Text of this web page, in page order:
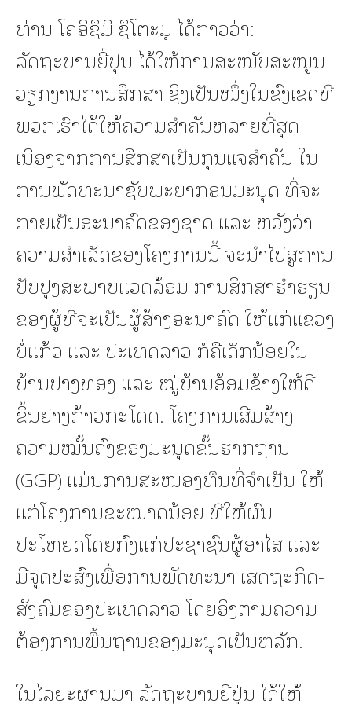
ທ່ານ ໂຄອິຊຶມິ ຊຶໂຕະມຸ ໄດ້ກ່າວວ່າ:
ລັດຖະບານຍີ່ປຸ່ນ ໄດ້ໃຫ້ການສະໜັບສະໜູນ
ວຽກງານການສຶກສາ ຊຶ່ງເປັນໜຶ່ງໃນຂົງເຂດທີ່
ພວກເຮົາໄດ້ໃຫ້ຄວາມສຳຄັນຫລາຍທີ່ສຸດ
ເນື່ອງຈາກການສຶກສາເປັນກຸນແຈສຳຄັນ ໃນ
ການພັດທະນາຊັບພະຍາກອນມະນຸດ ທີ່ຈະ
ກາຍເປັນອະນາຄົດຂອງຊາດ ແລະ ຫວັງວ່າ
ຄວາມສຳເລັດຂອງໂຄງການນີ້ ຈະນຳໄປສູ່ການ
ປັບປຸງສະພາບແວດລ້ອມ ການສຶກສາຮ່ຳຮຽນ
ຂອງຜູ້ທີ່ຈະເປັນຜູ້ສ້າງອະນາຄົດ ໃຫ້ແກ່ແຂວງ
ບໍ່ແກ້ວ ແລະ ປະເທດລາວ ກໍຄືເດັກນ້ອຍໃນ
ບ້ານປາງທອງ ແລະ ໝູ່ບ້ານອ້ອມຂ້າງໃຫ້ດີ
ຂຶ້ນຢ່າງກ້າວກະໂດດ. ໂຄງການເສີມສ້າງ
ຄວາມໝັ້ນຄົງຂອງມະນຸດຂັ້ນຮາກຖານ
(GGP) ແມ່ນການສະໜອງທຶນທີ່ຈຳເປັນ ໃຫ້
ແກ່ໂຄງການຂະໜາດນ້ອຍ ທີ່ໃຫ້ຜົນ
ປະໂຫຍດໂດຍກົງແກ່ປະຊາຊົນຜູ້ອາໄສ ແລະ
ມີຈຸດປະສົງເພື່ອການພັດທະນາ ເສດຖະກິດ-
ສັງຄົມຂອງປະເທດລາວ ໂດຍອີງຕາມຄວາມ
ຕ້ອງການພື້ນຖານຂອງມະນຸດເປັນຫລັກ.
ໃນໄລຍະຜ່ານມາ ລັດຖະບານຍີ່ປຸ່ນ ໄດ້ໃຫ້